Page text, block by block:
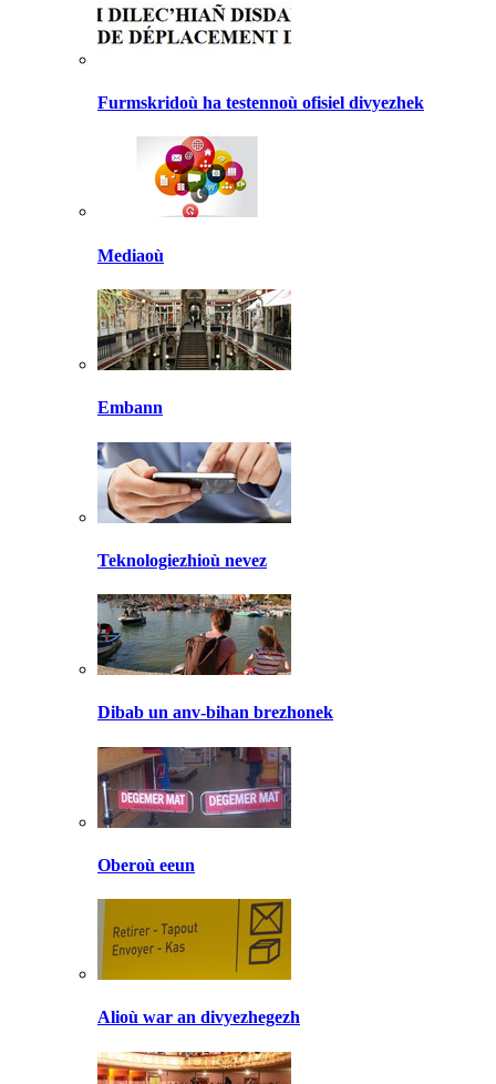
Furmskridoù ha testennoù ofisiel divyezhek
Mediaoù
Embann
Teknologiezhioù nevez
Dibab un anv-bihan brezhonek
Oberoù eeun
Alioù war an divyezhegezh